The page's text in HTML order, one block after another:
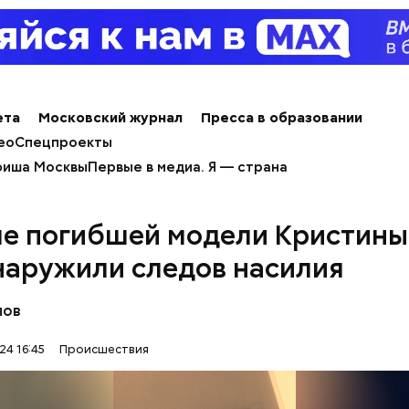
Московский журнал
Пресса в образовании
Спецпроекты
МосквыПервые в медиа. Я — страна
погибшей модели
следов насилия
16:45 Происшествия
был жертвой Миссюры
из травматического пистолета, а боецоткрыл